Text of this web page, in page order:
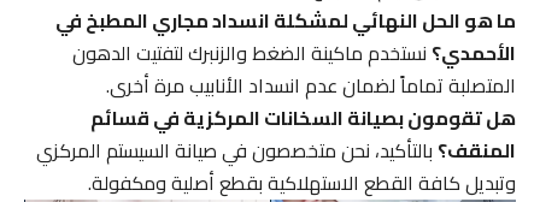
ما هو الحل النهائي لمشكلة انسداد مجاري المطبخ في
الأحمدي؟نستخدم ماكينة الضغط والزنبرك لتفتيت الدهون
المتصلبة تماماً لضمان عدم انسداد الأنابيب مرة أخرى.
هل تقومون بصيانة السخانات المركزية في قسائم
المنقف؟بالتأكيد، نحن متخصصون في صيانة السيستم المركزي
وتبديل كافة القطع الاستهلاكية بقطع أصلية ومكفولة.